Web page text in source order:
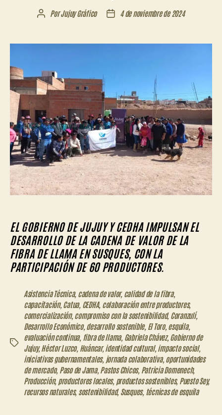
Autor
entrada
PorJujuy Gráfico
Fecha
entrada
4 de noviembre de 2024
EL GOBIERNO DE JUJUY Y CEDHA IMPULSAN EL
DESARROLLO DE LA CADENA DE VALOR DE LA
FIBRA DE LLAMA EN SUSQUES, CON LA
PARTICIPACIÓN DE 60 PRODUCTORES.
Etiquetas
Asistencia Técnica, cadena de valor, calidad de la fibra,
capacitación, Catua, CEDHA, colaboración entre productores,
comercialización, compromiso con la sostenibilidad, Coranzulí,
Desarrollo Económico, desarrollo sostenible, El Toro, esquila,
evaluación continua, fibra de llama, Gabriela Chávez, Gobierno de
Jujuy,Héctor Luzco, Huáncar,identidad cultural, impacto social,
iniciativas gubernamentales, jornada colaborativa, oportunidades
de mercado, Paso de Jama, Pastos Chicos, Patricia Domenech,
Producción, productores locales, productos sostenibles, Puesto Sey,
recursos naturales, sostenibilidad, Susques, técnicas de esquila